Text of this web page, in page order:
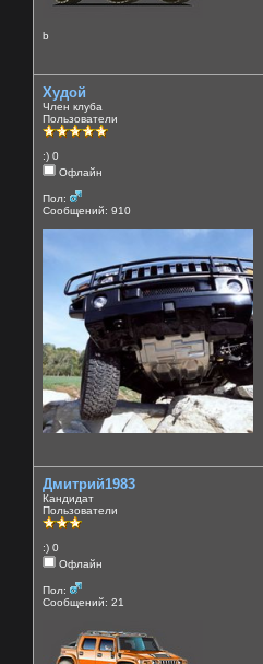
b
Худой
Член клуба
Пользователи
:) 0
Офлайн
Пол:
Сообщений: 910
Дмитрий1983
Кандидат
Пользователи
:) 0
Офлайн
Пол:
Сообщений: 21